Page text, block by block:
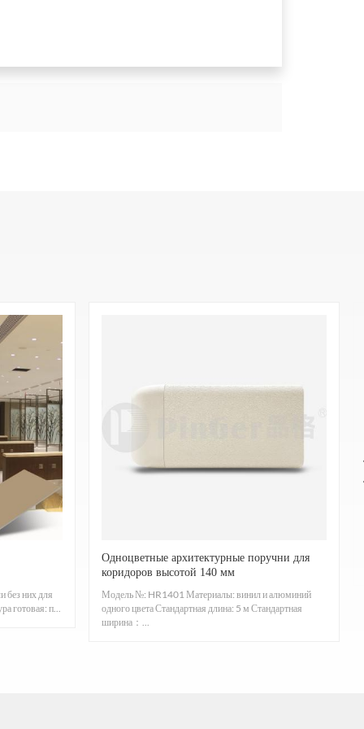
И ДЫМООБРАЗОВАНИЕ: ASTM E84, КЛАСС A,
капает.
патогенных организмов, таких как Escherichia
короткостебельную проросшую плесень,
устойчивыми к царапинам и истиранию,
поверхности. Поверхностный слой имеет
чистить.
здоровье людей.
устойчивого развития. Мы продолжим
без них для
готовая: п...
Одноцветные архитектурные поручни для
коридоров высотой 140 мм
Модель №: HR1401 Материалы: винил и алюминий
одного цвета Стандартная длина: 5 м Стандартная
ширина：...